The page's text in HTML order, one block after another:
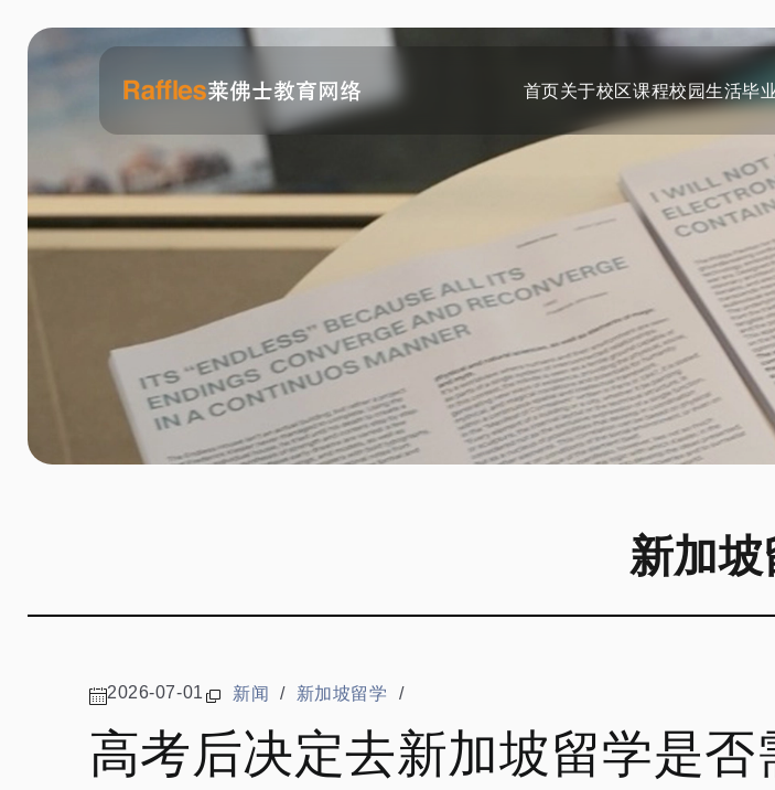
首页关于校区课程校园生活毕
新加坡
2026-07-01 新闻 / 新加坡留学 /
高考后决定去新加坡留学是